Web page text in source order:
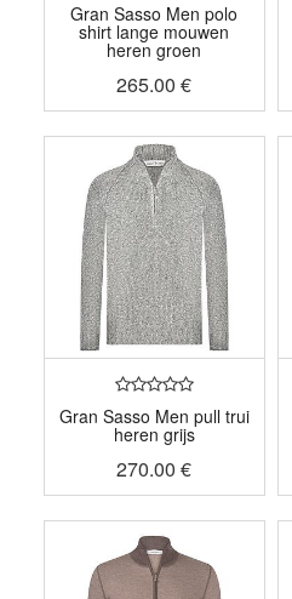
Gran Sasso Men polo
shirt lange mouwen
heren groen
265.00 €
Gran Sasso Men pull trui
heren grijs
270.00 €